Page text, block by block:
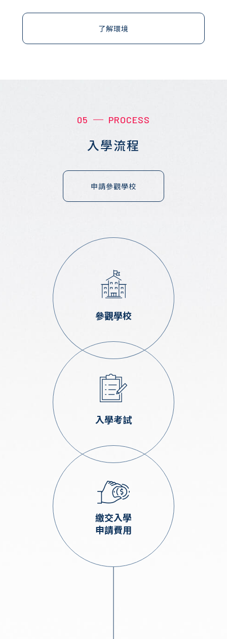
了解環境
05 PROCESS
入學流程
申請參觀學校
參觀學校
入學考試
繳交入學
申請費用